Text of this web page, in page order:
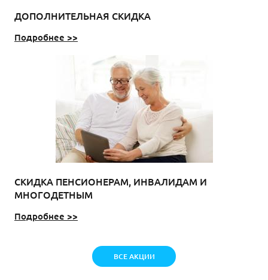
ДОПОЛНИТЕЛЬНАЯ СКИДКА
Подробнее >>
СКИДКА ПЕНСИОНЕРАМ, ИНВАЛИДАМ И
МНОГОДЕТНЫМ
Подробнее >>
ВСЕ АКЦИИ